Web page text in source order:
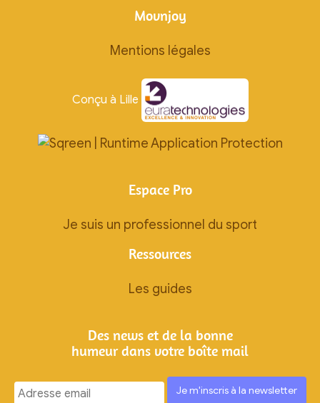
Movnjoy
Mentions légales
Conçu à Lille
Espace Pro
Je suis un professionnel du sport
Ressources
Les guides
Des news et de la bonne
humeur dans votre boîte mail
Ignorez